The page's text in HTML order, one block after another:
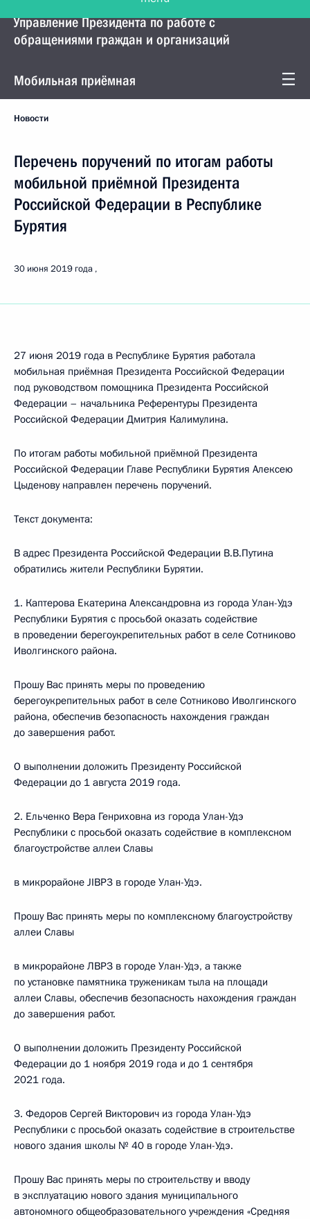
Управление Президента по работе с
обращениями граждан и организаций
Мобильная приёмная
Новости
Перечень поручений по итогам работы
мобильной приёмной Президента
Российской Федерации в Республике
Бурятия
30 июня 2019 года
27 июня 2019 года в Республике Бурятия работала
мобильная приёмная Президента Российской Федерации
под руководством помощника Президента Российской
Федерации – начальника Референтуры Президента
Российской Федерации Дмитрия Калимулина.
По итогам работы мобильной приёмной Президента
Российской Федерации Главе Республики Бурятия Алексею
Цыденову направлен перечень поручений.
Текст документа:
В адрес Президента Российской Федерации В.В.Путина
обратились жители Республики Бурятии.
1. Каптерова Екатерина Александровна из города Улан-Удэ
Республики Бурятия с просьбой оказать содействие
в проведении берегоукрепительных работ в селе Сотниково
Иволгинского района.
Прошу Вас принять меры по проведению
берегоукрепительных работ в селе Сотниково Иволгинского
района, обеспечив безопасность нахождения граждан
до завершения работ.
О выполнении доложить Президенту Российской
Федерации до 1 августа 2019 года.
2. Ельченко Вера Генриховна из города Улан-Удэ
Республики с просьбой оказать содействие в комплексном
благоустройстве аллеи Славы
в микрорайоне JIBP3 в городе Улан-Удэ.
Прошу Вас принять меры по комплексному благоустройству
аллеи Славы
в микрорайоне ЛВРЗ в городе Улан-Удэ, а также
по установке памятника труженикам тыла на площади
аллеи Славы, обеспечив безопасность нахождения граждан
до завершения работ.
О выполнении доложить Президенту Российской
Федерации до 1 ноября 2019 года и до 1 сентября
2021 года.
3. Федоров Сергей Викторович из города Улан-Удэ
Республики с просьбой оказать содействие в строительстве
нового здания школы № 40 в городе Улан-Удэ.
Прошу Вас принять меры по строительству и вводу
в эксплуатацию нового здания муниципального
автономного общеобразовательного учреждения «Средняя